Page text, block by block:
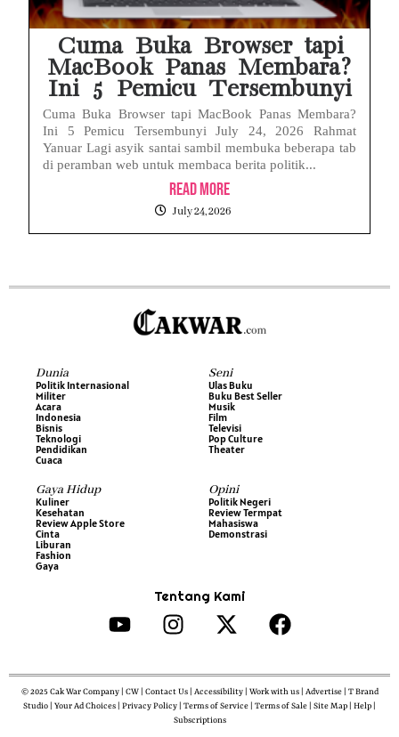
Cuma Buka Browser tapi
MacBook Panas Membara?
Ini 5 Pemicu Tersembunyi
Cuma Buka Browser tapi MacBook Panas Membara?
Ini 5 Pemicu Tersembunyi July 24, 2026 Rahmat
Yanuar Lagi asyik santai sambil membuka beberapa tab
di peramban web untuk membaca berita politik...
Read More
July 24, 2026
Dunia
Politik Internasional
Militer
Acara
Indonesia
Bisnis
Teknologi
Pendidikan
Cuaca
Seni
Ulas Buku
Buku Best Seller
Musik
Film
Televisi
Pop Culture
Theater
Gaya Hidup
Kuliner
Kesehatan
Review Apple Store
Cinta
Liburan
Fashion
Gaya
Opini
Politik Negeri
Review Termpat
Mahasiswa
Demonstrasi
Tentang Kami
© 2025 Cak War Company | CW | Contact Us | Accessibility | Work with us | Advertise | T Brand
Studio | Your Ad Choices | Privacy Policy | Terms of Service | Terms of Sale | Site Map | Help |
Subscriptions